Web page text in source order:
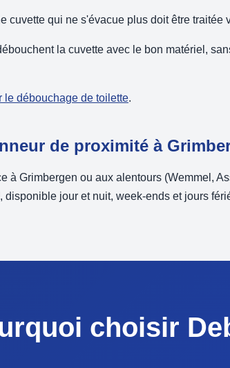
cuvette qui ne s'évacue plus doit être traitée
la cuvette avec le bon matériel,
le débouchage de toilette.
de proximité à
à Grimbergen ou aux alentours (Wemmel,
disponible jour et nuit, week-ends et jours
choisir